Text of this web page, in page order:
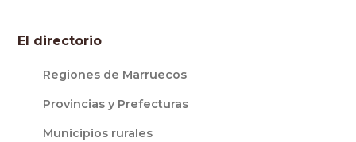
El directorio
Regiones de Marruecos
Provincias y Prefecturas
Municipios rurales